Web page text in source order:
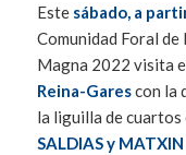
Este sábado, a
Comunidad Foral
Magna 2022 visita
Reina-Garescon la
la liguilla de cuartos
SALDIAS y